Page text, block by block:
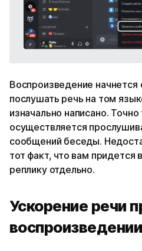
Воспроизведение
послушать речь на том
изначально написано.
осуществляется
сообщений беседы.
тот факт, что вам
реплику отдельно.
Ускорение речи